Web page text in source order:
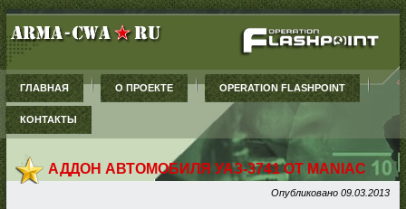
ГЛАВНАЯ О ПРОЕКТЕ OPERATION FLASHPOINT
КОНТАКТЫ
АДДОН АВТОМОБИЛЯ УАЗ-3741 ОТ MANIAC
Опубликовано 09.03.2013